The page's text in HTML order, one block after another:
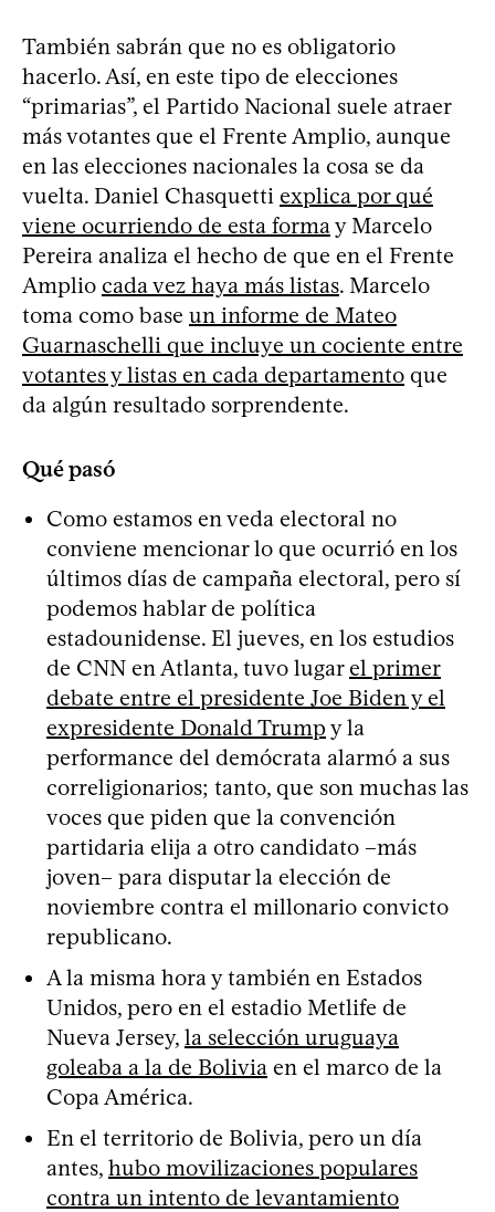
También sabrán que no es obligatorio
hacerlo. Así, en este tipo de elecciones
“primarias”, el Partido Nacional suele atraer
más votantes que el Frente Amplio, aunque
en las elecciones nacionales la cosa se da
vuelta. Daniel Chasquetti explica por qué
viene ocurriendo de esta formay Marcelo
Pereira analiza el hecho de que en el Frente
Amplio cada vez haya más listas. Marcelo
toma como base un informe de Mateo
Guarnaschelli que incluye un cociente entre
votantes y listas en cada departamento que
da algún resultado sorprendente.
Qué pasó
Como estamos en veda electoral no
conviene mencionar lo que ocurrió en los
últimos días de campaña electoral, pero sí
podemos hablar de política
estadounidense. El jueves, en los estudios
de CNN en Atlanta, tuvo lugarel primer
debate entre el presidente Joe Biden y el
expresidente Donald Trump y la
performance del demócrata alarmó a sus
correligionarios; tanto, que son muchas las
voces que piden que la convención
partidaria elija a otro candidato –más
joven– para disputar la elección de
noviembre contra el millonario convicto
republicano.
A la misma hora y también en Estados
Unidos, pero en el estadio Metlife de
Nueva Jersey, la selección uruguaya
goleaba a la de Bolivia en el marco de la
Copa América.
En el territorio de Bolivia, pero un día
antes, hubo movilizaciones populares
contra un intento de levantamiento